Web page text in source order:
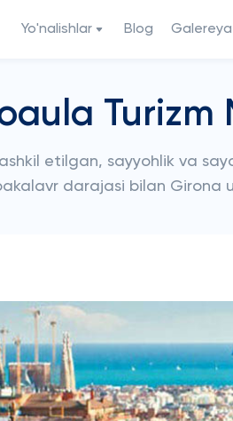
Yo'nalishlar Blog Galereya
etilgan, sayyohlik va
darajasi bilan Girona